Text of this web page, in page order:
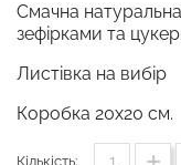
Смачна натуральна
зефірками та
Листівка на вибір
Коробка 20х20 см.
Кількість: